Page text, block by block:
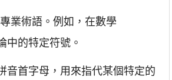
業術語。例如，在數學
中的特定符號。
音首字母，用來指代某個特定的